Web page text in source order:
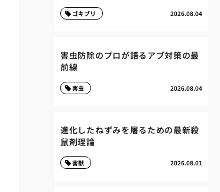
2026.08.04
ゴキブリ
害虫防除のプロが語るアブ対策の最
前線
2026.08.04
害虫
進化したねずみを屠るための最新殺
鼠剤理論
2026.08.01
害獣